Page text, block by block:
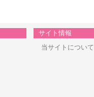
サイト情報
当サイトについて